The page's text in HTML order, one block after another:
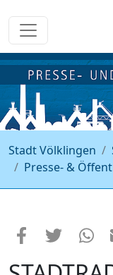
Stadt Völklingen
Presse- &